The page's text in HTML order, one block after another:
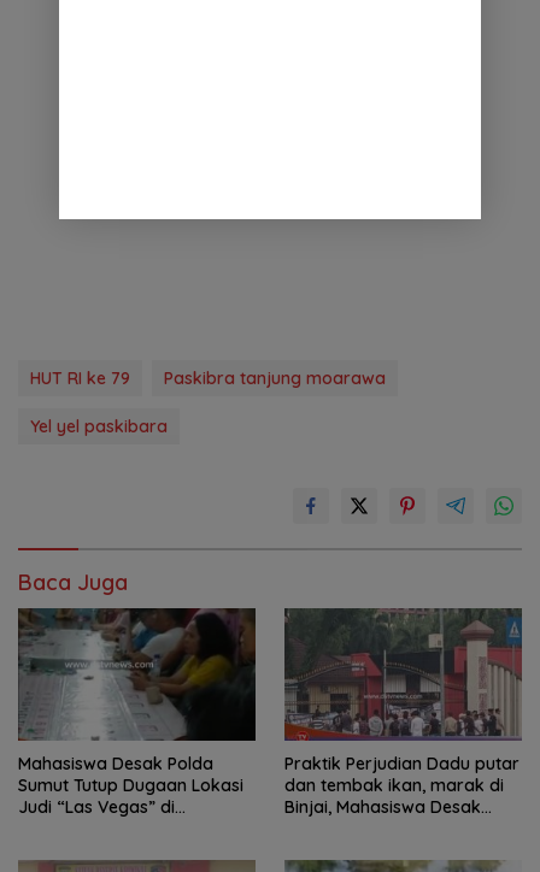
HUT RI ke 79 Paskibra tanjung moarawa
Yel yel paskibara
Baca Juga
Mahasiswa Desak Polda
Sumut Tutup Dugaan Lokasi
Judi “Las Vegas” di
Praktik Perjudian Dadu putar
dan tembak ikan, marak di
Binjai, Mahasiswa Desak